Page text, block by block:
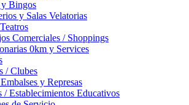
y Bingos
y Salas Velatorias
Comerciales / Shoppings
0km y Services
/ Clubes
y Represas
/ Establecimientos Educativos